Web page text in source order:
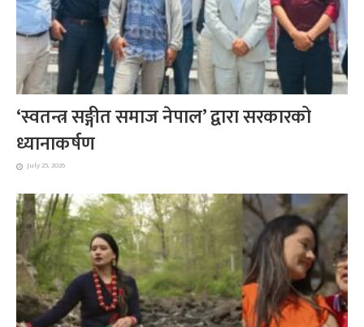
‘स्वतन्त्र सङ्गीत समाज नेपाल’ द्वारा सरकारको
ध्यानाकर्षण
July 25, 2026